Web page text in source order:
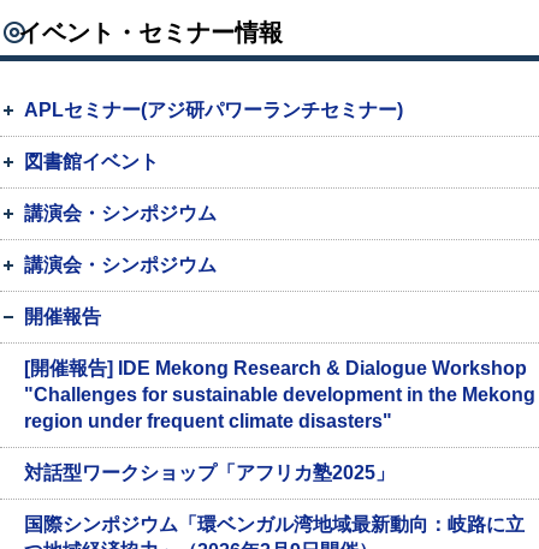
イベント・セミナー情報
APLセミナー(アジ研パワーランチセミナー)
図書館イベント
講演会・シンポジウム
講演会・シンポジウム
開催報告
[開催報告] IDE Mekong Research & Dialogue Workshop
"Challenges for sustainable development in the Mekong
region under frequent climate disasters"
対話型ワークショップ「アフリカ塾2025」
国際シンポジウム「環ベンガル湾地域最新動向：岐路に立